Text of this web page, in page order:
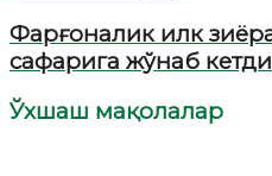
Фарғоналик илк
сафарига жўнаб кетди
Ўхшаш мақолалар